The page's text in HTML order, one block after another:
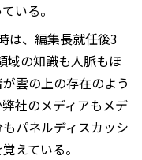
いる。
は、編集長就任後3
域の知識も人脈もほ
雲の上の存在のよう
社のメディアもメデ
パネルディスカッシ
えている。